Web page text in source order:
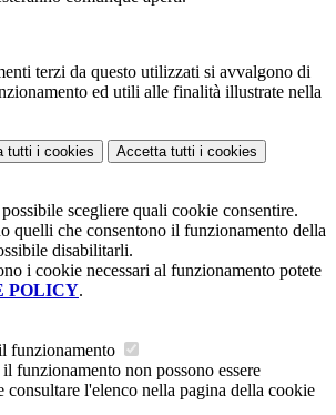
terzi da questo utilizzati si avvalgono di
ed utili alle finalità illustrate nella
tutti i cookies Accetta tutti i cookies
scegliere quali cookie consentire.
quelli che consentono il funzionamento della
disabilitarli.
i cookie necessari al funzionamento potete
POLICY.
funzionamento
funzionamento non possono essere
consultare l'elenco nella pagina della cookie